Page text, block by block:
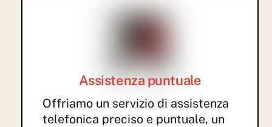
Assistenza puntuale
Offriamo un servizio di assistenza
telefonica preciso e puntuale, un